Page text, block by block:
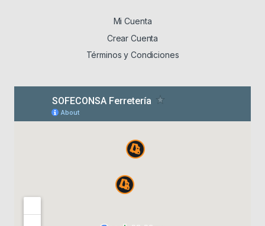
Mi Cuenta
Crear Cuenta
Términos y Condiciones